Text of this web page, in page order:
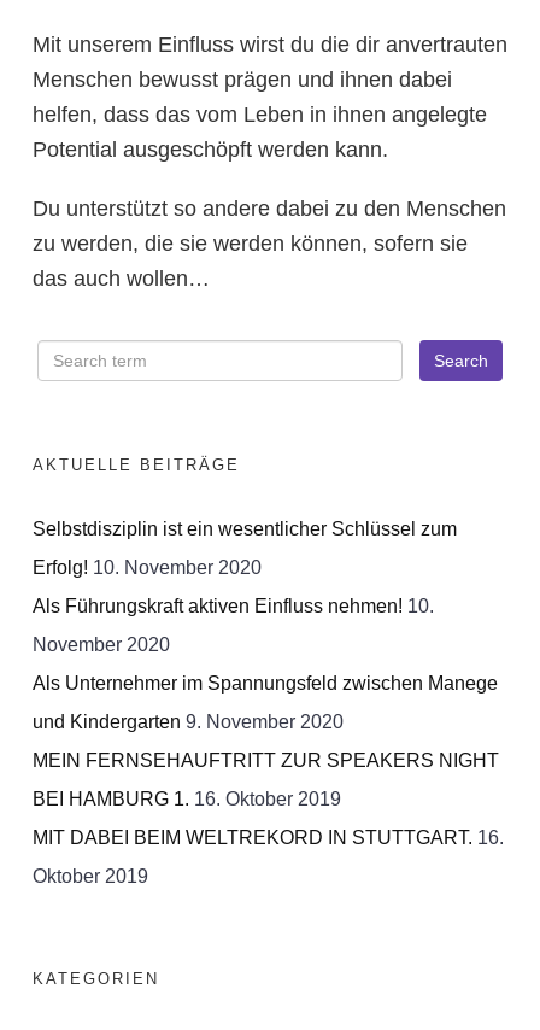
Mit unserem Einfluss wirst du die dir anvertrauten
Menschen bewusst prägen und ihnen dabei
helfen, dass das vom Leben in ihnen angelegte
Potential ausgeschöpft werden kann.
Du unterstützt so andere dabei zu den Menschen
zu werden, die sie werden können, sofern sie
das auch wollen…
AKTUELLE BEITRÄGE
Selbstdisziplin ist ein wesentlicher Schlüssel zum
Erfolg! 10. November 2020
Als Führungskraft aktiven Einfluss nehmen! 10.
November 2020
Als Unternehmer im Spannungsfeld zwischen Manege
und Kindergarten 9. November 2020
MEIN FERNSEHAUFTRITT ZUR SPEAKERS NIGHT
BEI HAMBURG 1. 16. Oktober 2019
MIT DABEI BEIM WELTREKORD IN STUTTGART. 16.
Oktober 2019
KATEGORIEN